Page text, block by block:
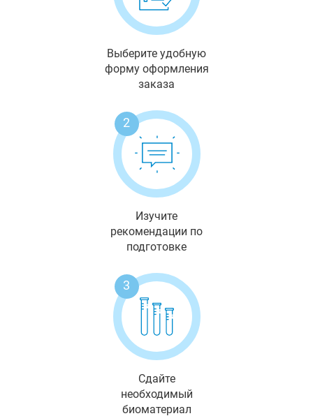
Выберите удобную
форму оформления
заказа
2
Изучите
рекомендации по
подготовке
3
Сдайте
необходимый
биоматериал